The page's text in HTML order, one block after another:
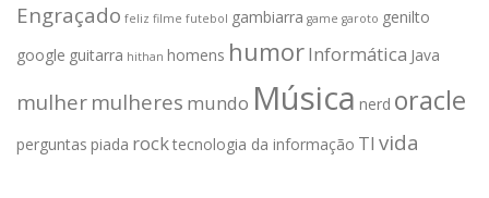
Engraçado feliz filme futebol gambiarra game garoto genilto
google guitarra hithan homens humorInformática Java
mulher mulheres mundo Música nerd oracle
perguntas piada rocktecnologia da informação TI vida